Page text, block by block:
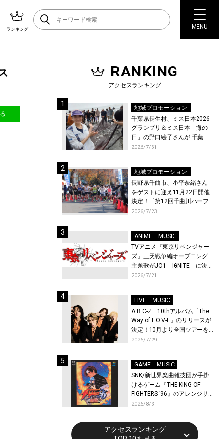
ランキング MENU
RANKING
アクセスランキング
地域プロモーション
千葉県長生村、ミス日本2026
グランプリ＆ミス日本「海の
日」の野口絵子さんが 千葉県
唯一の村・長生村で地引網を
2026/7/31
地域プロモーション
長野県千曲市、小平奈緒さん
をゲストに迎え11月22日開催
決定！「第12回千曲川ハーフ
マラソン」エントリー受付開
2026/7/23
ANIME
MUSIC
TVアニメ『東京リベンジャー
ズ』三天戦争編オープニング
主題歌がJO1「IGNITE」に決
定！メンバー全員から喜びと
先行上映会を開催！
2026/7/21
LIVE
MUSIC
A.B.C-Z、10thアルバム『The
Way of L.O.V-E』のリリースが
決定！10月より全国ツアーを
開催！
2026/7/29
GAME
MUSIC
SNK/新世界楽曲雑技団が手掛
けるゲーム『THE KING OF
FIGHTERS ’96』のアレンジサ
ウンドトラックが配信開始！
2026/8/3
アクセスランキング